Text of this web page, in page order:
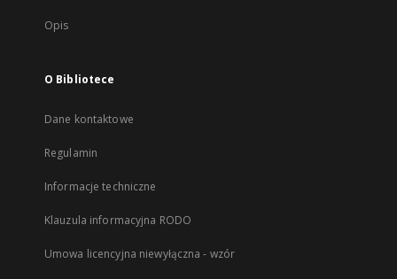
Opis
O Bibliotece
Dane kontaktowe
Regulamin
Informacje techniczne
Klauzula informacyjna RODO
Umowa licencyjna niewyłączna - wzór